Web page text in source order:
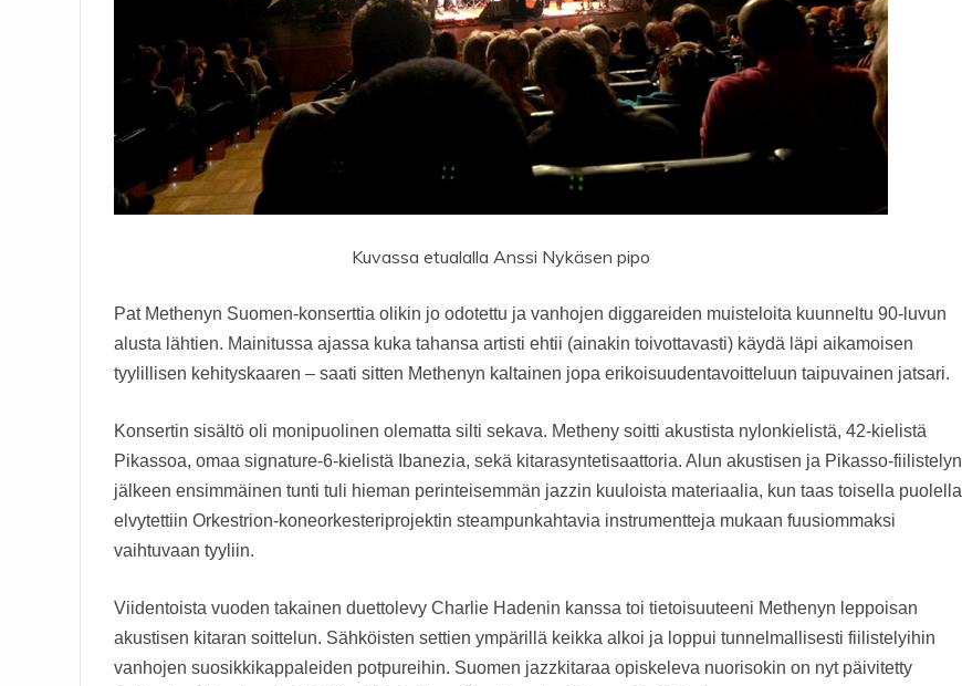
Kuvassa etualalla Anssi Nykäsen pipo
Pat Methenyn Suomen-konserttia olikin jo odotettu ja vanhojen diggareiden muisteloita kuunneltu 90-luvun
alusta lähtien. Mainitussa ajassa kuka tahansa artisti ehtii (ainakin toivottavasti) käydä läpi aikamoisen
tyylillisen kehityskaaren – saati sitten Methenyn kaltainen jopa erikoisuudentavoitteluun taipuvainen jatsari.
Konsertin sisältö oli monipuolinen olematta silti sekava. Metheny soitti akustista nylonkielistä, 42-kielistä
Pikassoa, omaa signature-6-kielistä Ibanezia, sekä kitarasyntetisaattoria. Alun akustisen ja Pikasso-fiilistelyn
jälkeen ensimmäinen tunti tuli hieman perinteisemmän jazzin kuuloista materiaalia, kun taas toisella puolella
elvytettiin Orkestrion-koneorkesteriprojektin steampunkahtavia instrumentteja mukaan fuusiommaksi
vaihtuvaan tyyliin.
Viidentoista vuoden takainen duettolevy Charlie Hadenin kanssa toi tietoisuuteeni Methenyn leppoisan
akustisen kitaran soittelun. Sähköisten settien ympärillä keikka alkoi ja loppui tunnelmallisesti fiilistelyihin
vanhojen suosikkikappaleiden potpureihin. Suomen jazzkitaraa opiskeleva nuorisokin on nyt päivitetty